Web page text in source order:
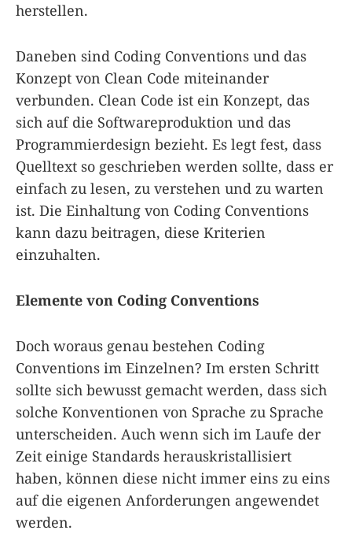
herstellen.
Daneben sind Coding Conventions und das
Konzept von Clean Code miteinander
verbunden. Clean Code ist ein Konzept, das
sich auf die Softwareproduktion und das
Programmierdesign bezieht. Es legt fest, dass
Quelltext so geschrieben werden sollte, dass er
einfach zu lesen, zu verstehen und zu warten
ist. Die Einhaltung von Coding Conventions
kann dazu beitragen, diese Kriterien
einzuhalten.
Elemente von Coding Conventions
Doch woraus genau bestehen Coding
Conventions im Einzelnen? Im ersten Schritt
sollte sich bewusst gemacht werden, dass sich
solche Konventionen von Sprache zu Sprache
unterscheiden. Auch wenn sich im Laufe der
Zeit einige Standards herauskristallisiert
haben, können diese nicht immer eins zu eins
auf die eigenen Anforderungen angewendet
werden.